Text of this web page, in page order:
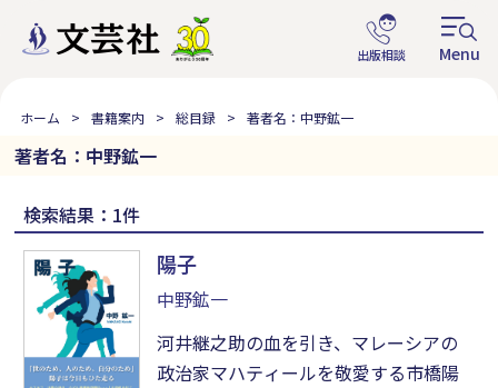
ホーム 書籍案内 総目録 著者名：中野鉱一
著者名：中野鉱一
検索結果：1件
陽子
中野鉱一
河井継之助の血を引き、マレーシアの
政治家マハティールを敬愛する市橋陽